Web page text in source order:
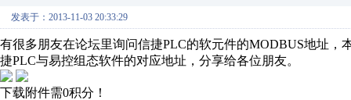
发表于：2013-11-03 20:33:29
有很多朋友在论坛里询问信捷PLC的软元件的MODBUS地址
捷PLC与易控组态软件的对应地址，分享给各位朋友。
下载附件需0积分！